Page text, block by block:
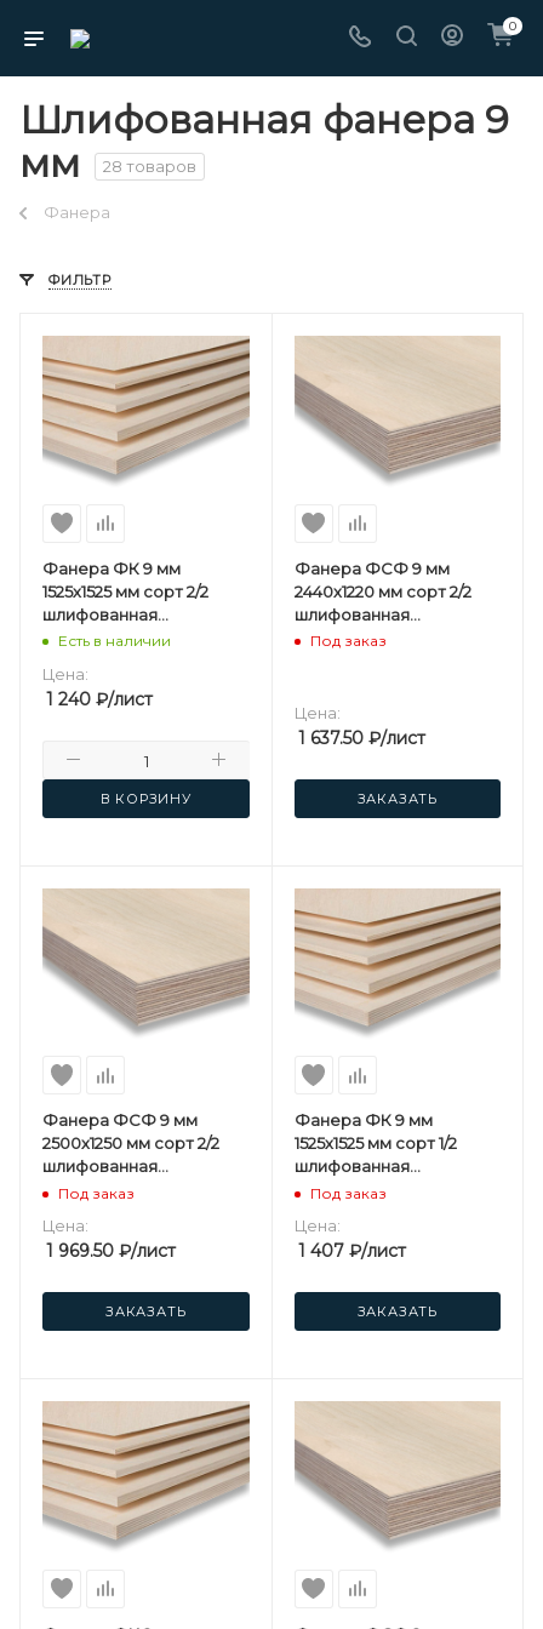
0
Шлифованная фанера 9
мм
28 товаров
Фанера
ФИЛЬТР
Фанера ФК 9 мм
1525х1525 мм сорт 2/2
шлифованная
березовая
Есть в наличии
Цена:
1 240 ₽/лист
В КОРЗИНУ
Фанера ФСФ 9 мм
2440х1220 мм сорт 2/2
шлифованная
березовая
Под заказ
Цена:
1 637.50₽/лист
ЗАКАЗАТЬ
Фанера ФСФ 9 мм
2500х1250 мм сорт 2/2
шлифованная
березовая
Под заказ
Цена:
1 969.50 ₽/лист
ЗАКАЗАТЬ
Фанера ФК 9 мм
1525х1525 мм сорт 1/2
шлифованная
березовая
Под заказ
Цена:
1 407₽/лист
ЗАКАЗАТЬ